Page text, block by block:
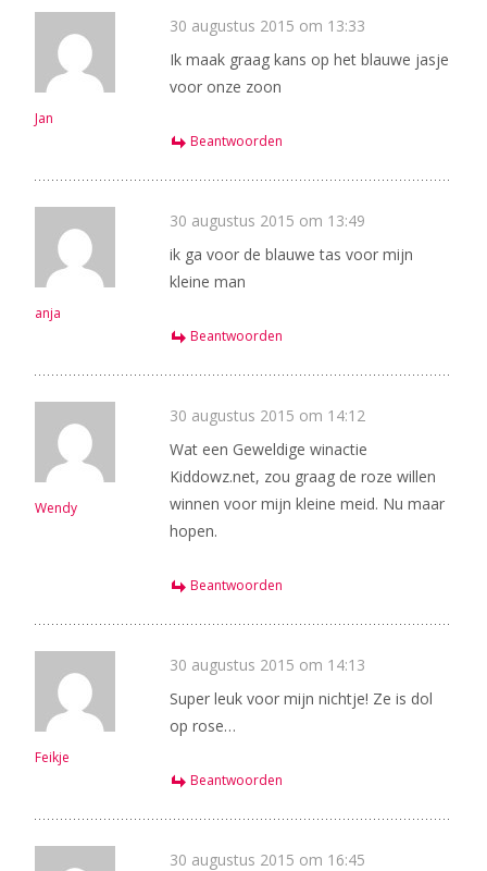
Jan
30 augustus 2015 om 13:33
Ik maak graag kans op het blauwe jasje
voor onze zoon
Beantwoorden
anja
30 augustus 2015 om 13:49
ik ga voor de blauwe tas voor mijn
kleine man
Beantwoorden
Wendy
30 augustus 2015 om 14:12
Wat een Geweldige winactie
Kiddowz.net, zou graag de roze willen
winnen voor mijn kleine meid. Nu maar
hopen.
Beantwoorden
Feikje
30 augustus 2015 om 14:13
Super leuk voor mijn nichtje! Ze is dol
op rose…
Beantwoorden
30 augustus 2015 om 16:45